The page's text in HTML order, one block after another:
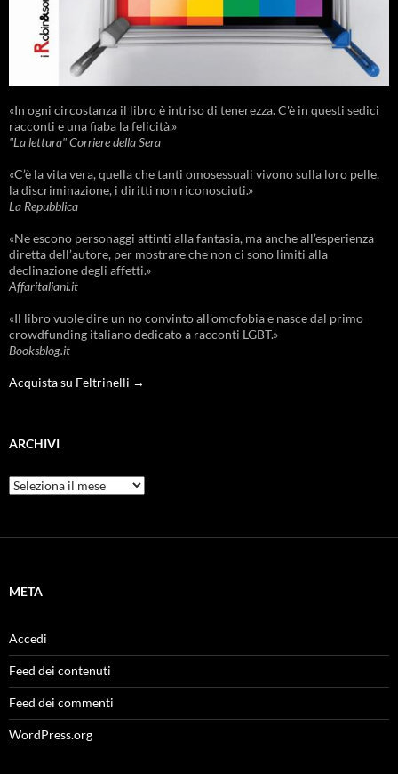
«In ogni circostanza il libro è intriso di tenerezza. C'è in questi sedici
racconti e una fiaba la felicità.»
"La lettura" Corriere della Sera
«C’è la vita vera, quella che tanti omosessuali vivono sulla loro pelle,
la discriminazione, i diritti non riconosciuti.»
La Repubblica
«Ne escono personaggi attinti alla fantasia, ma anche all’esperienza
diretta dell’autore, per mostrare che non ci sono limiti alla
declinazione degli affetti.»
Affaritaliani.it
«Il libro vuole dire un no convinto all’omofobia e nasce dal primo
crowdfunding italiano dedicato a racconti LGBT.»
Booksblog.it
Acquista su Feltrinelli →
ARCHIVI
Archivi
META
Accedi
Feed dei contenuti
Feed dei commenti
WordPress.org